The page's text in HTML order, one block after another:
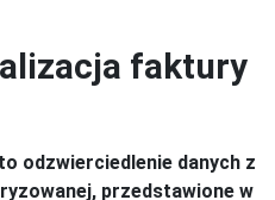
faktury
odzwierciedlenie danych z
przedstawione w